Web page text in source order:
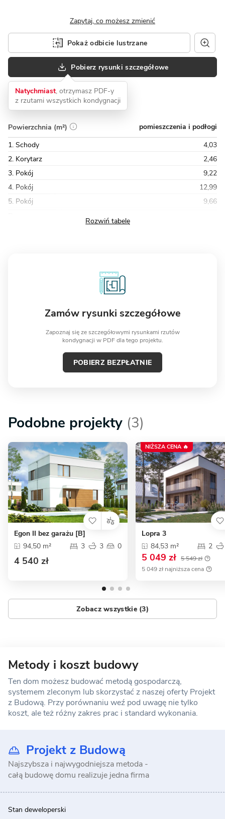
Zapytaj, co możesz zmienić
Pokaż odbicie lustrzane
Pobierz rysunki szczegółowe
Natychmiast, otrzymasz PDF-y
z rzutami wszystkich kondygnacji
Powierzchnia (m²)
pomieszczenia i podłogi
1. Schody
4,03
2. Korytarz
2,46
3. Pokój
9,22
4. Pokój
12,99
5. Pokój
9,66
Zamów rysunki szczegółowe
Zapoznaj się ze szczegółowymi rysunkami rzutów
kondygnacji w PDF dla tego projektu.
POBIERZ BEZPŁATNIE
Podobne projekty (3)
Egon II bez garażu [B]
94,50 m²
3 3 0
4 540 zł
NIŻSZA CENA 🔥
Lopra 3
84,53 m²
2
5 049 zł 5 549 zł
5 049 zł najniższa cena
Zobacz wszystkie (3)
Metody i koszt budowy
Ten dom możesz budować metodą gospodarczą,
systemem zleconym lub skorzystać z naszej oferty Projekt
z Budową. Przy porównaniu weź pod uwagę nie tylko
koszt, ale też różny zakres prac i standard wykonania.
Projekt z Budową
Najszybsza i najwygodniejsza metoda -
całą budowę domu realizuje jedna firma
Stan deweloperski